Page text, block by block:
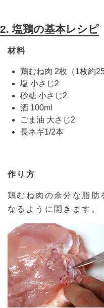
2. 塩鶏の基本レシピ
材料
鶏むね肉 2枚（1枚約
塩 小さじ2
砂糖 小さじ2
酒 100ml
ごま油 大さじ2
長ネギ1/2本
作り方
鶏むね肉の余分な脂肪
なるように開きます。